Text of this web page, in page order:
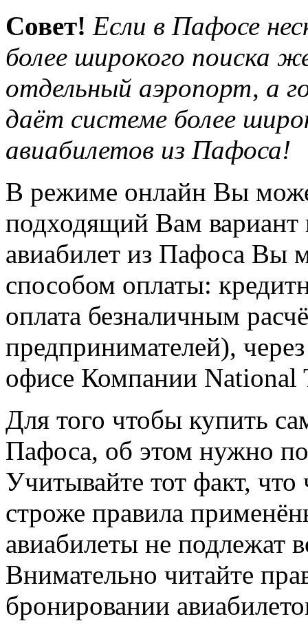
Совет! Если в Пафосе
более широкого поиска
отдельный аэропорт, а
даёт системе более
авиабилетов из Пафоса!
В режиме онлайн Вы
подходящий Вам вариант
авиабилет из Пафоса
способом оплаты:
оплата безналичным
предпринимателей),
офисе Компании National
Для того чтобы купить
Пафоса, об этом нужно
Учитывайте тот факт,
строже правила
авиабилеты не подлежат
Внимательно читайте
бронировании